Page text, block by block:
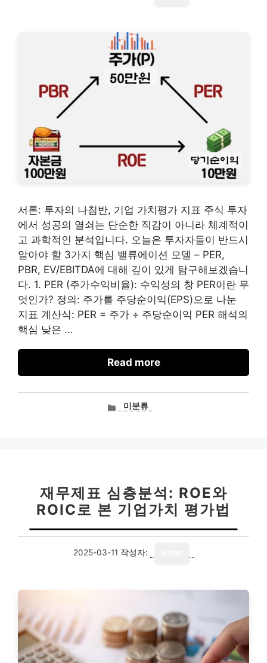
서론: 투자의 나침반, 기업 가치평가 지표 주식 투자
에서 성공의 열쇠는 단순한 직감이 아니라 체계적이
고 과학적인 분석입니다. 오늘은 투자자들이 반드시
알아야 할 3가지 핵심 밸류에이션 모델 – PER,
PBR, EV/EBITDA에 대해 깊이 있게 탐구해보겠습니
다. 1. PER (주가수익비율): 수익성의 창 PER이란 무
엇인가? 정의: 주가를 주당순이익(EPS)으로 나눈
지표 계산식: PER = 주가 ÷ 주당순이익 PER 해석의
핵심 낮은 …
Read more
카미분류
재무제표 심층분석: ROE와
ROIC로 본 기업가치 평가법
2025-03-11 작성자: